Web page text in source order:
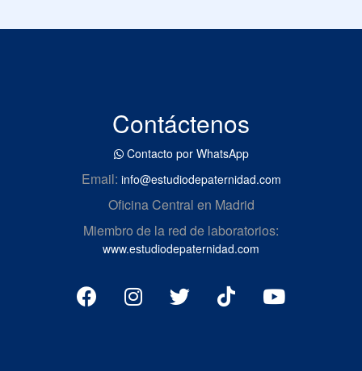
Contáctenos
Contacto por WhatsApp
Email: info@estudiodepaternidad.com
Oficina Central en Madrid
Miembro de la red de laboratorios:
www.estudiodepaternidad.com